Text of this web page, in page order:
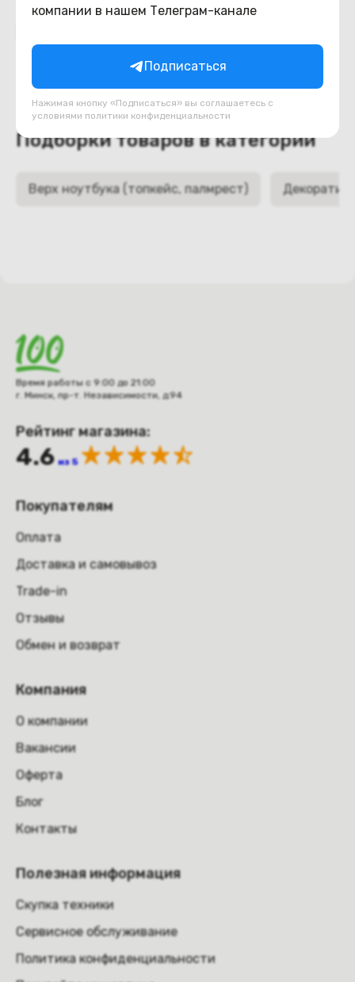
компании в нашем Телеграм-канале
Подписаться
Нажимая кнопку «Подписаться» вы соглашаетесь с
условиями политики конфиденциальности
Подборки товаров в категории
Верх ноутбука (топкейс, палмрест)
Время работы с 9:00 до 21:00
г. Минск, пр-т. Независимости, д.94
Рейтинг магазина:
4.6 из 5
Покупателям
Оплата
Доставка и самовывоз
Trade-in
Отзывы
Обмен и возврат
Компания
О компании
Вакансии
Оферта
Блог
Контакты
Полезная информация
Скупка техники
Сервисное обслуживание
Политика конфиденциальности